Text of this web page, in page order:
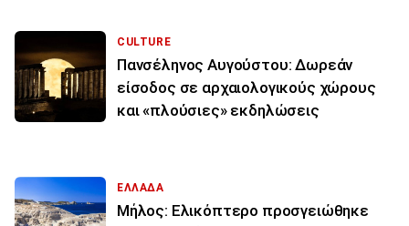
CULTURE
Πανσέληνος Αυγούστου: Δωρεάν
είσοδος σε αρχαιολογικούς χώρους
και «πλούσιες» εκδηλώσεις
ΕΛΛΑΔΑ
Μήλος: Ελικόπτερο προσγειώθηκε